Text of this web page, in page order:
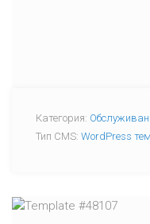
Категория:
Тип CMS: WordPress